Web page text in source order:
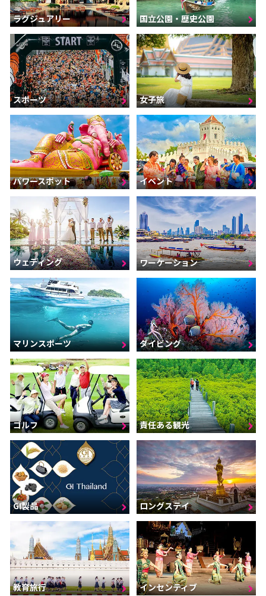
ラグジュアリー 国立公園・歴史公園
スポーツ 女子旅
パワースポット イベント
ウェディング ワーケーション
マリンスポーツ ダイビング
ゴルフ 責任ある観光
GI製品 ロングステイ
教育旅行 インセンティブ